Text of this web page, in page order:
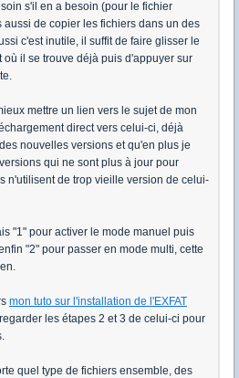
s'il en a besoin (pour le fichier
aussi de copier les fichiers dans un des
c'est inutile, il suffit de faire glisser le
il se trouve déjà puis d'appuyer sur
mettre un lien vers le sujet de mon
direct vers celui-ci, déjà
nouvelles versions et qu'en plus je
qui ne sont plus à jour pour
n'utilisent de trop vieille version de celui-
"1" pour activer le mode manuel puis
"2" pour passer en mode multi, cette
mon tuto sur l'installation de l'EXFAT
les étapes 2 et 3 de celui-ci pour
quel type de fichiers ensemble, des